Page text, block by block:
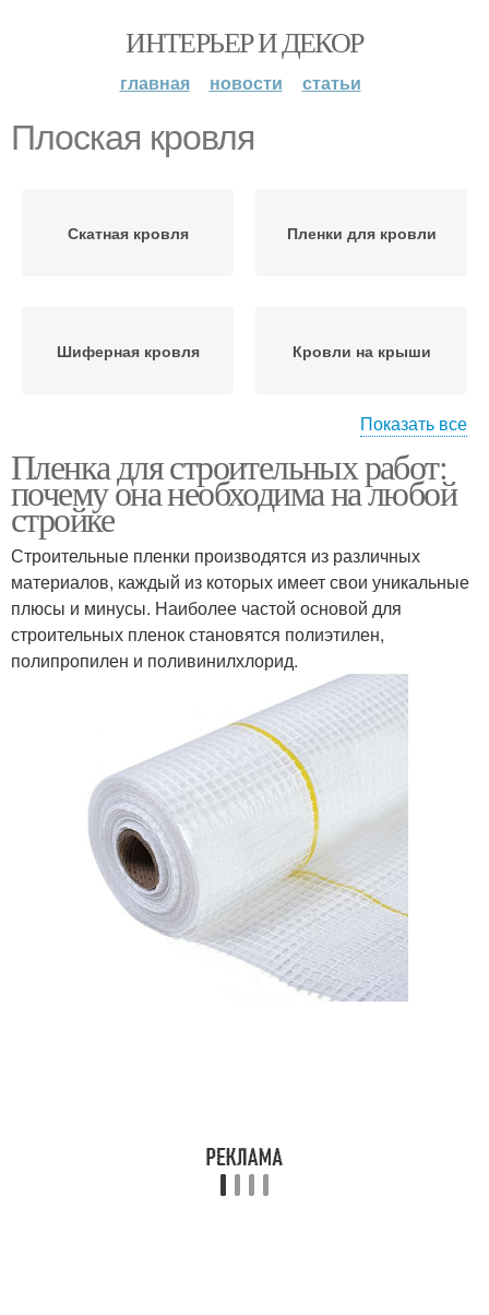
ИНТЕРЬЕР И ДЕКОР
главная новости статьи
Плоская кровля
Скатная кровля Пленки для кровли
Шиферная кровля Кровли на крыши
Мягкая кровля Кровли на гараже
Многоскатная кровля Двускатная кровля
Односкатная кровля
Односкатные кровли Плоские кровли
Инверсионная кровля
Кровля из
металлочерепицы
Показать все
Пленка для строительных работ:
почему она необходима на любой
стройке
Строительные пленки производятся из различных
материалов, каждый из которых имеет свои уникальные
плюсы и минусы. Наиболее частой основой для
строительных пленок становятся полиэтилен,
полипропилен и поливинилхлорид.